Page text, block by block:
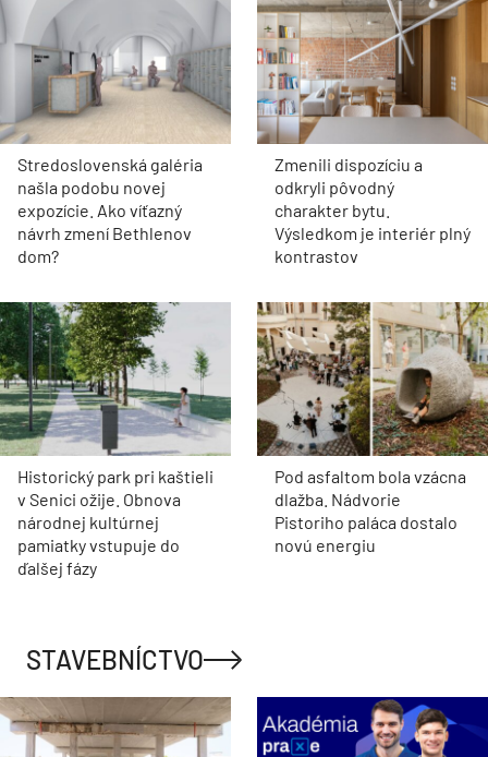
Stredoslovenská galéria
našla podobu novej
expozície. Ako víťazný
návrh zmení Bethlenov
dom?
Zmenili dispozíciu a
odkryli pôvodný
charakter bytu.
Výsledkom je interiér plný
kontrastov
Historický park pri kaštieli
v Senici ožije. Obnova
národnej kultúrnej
pamiatky vstupuje do
ďalšej fázy
Pod asfaltom bola vzácna
dlažba. Nádvorie
Pistoriho paláca dostalo
novú energiu
STAVEBNÍCTVO